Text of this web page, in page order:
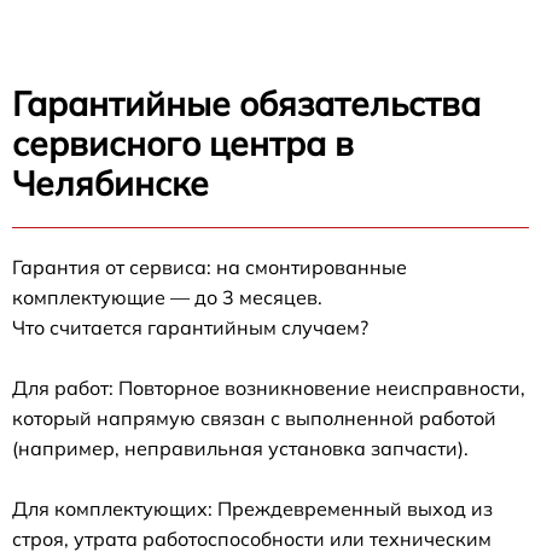
Гарантийные обязательства
сервисного центра в
Челябинске
Гарантия от сервиса: на смонтированные
комплектующие — до 3 месяцев.
Что считается гарантийным случаем?
Для работ: Повторное возникновение неисправности,
который напрямую связан с выполненной работой
(например, неправильная установка запчасти).
Для комплектующих: Преждевременный выход из
строя, утрата работоспособности или техническим